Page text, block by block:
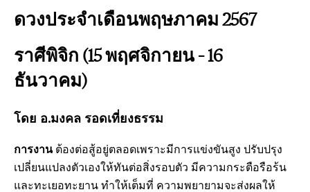
ดวงประจำเดือนพฤษภาคม 2567
ราศีพิจิก (15 พฤศจิกายน – 16
ธันวาคม)
โดย อ.มงคล รอดเที่ยงธรรม
การงานต้องต่อสู้อยู่ตลอดเพราะมีการแข่งขันสูง ปรับปรุง
เปลี่ยนแปลงตัวเองให้ทันต่อสิ่งรอบตัว มีความกระตือรือร้น
และทะเยอทะยาน ทำให้เต็มที่ ความพยายามจะส่งผลให้